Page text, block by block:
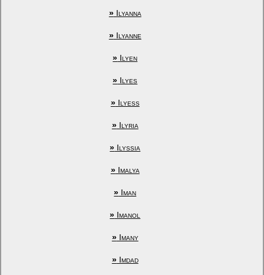
»Ilyanna
»Ilyanne
» Ilyen
» Ilyes
»Ilyess
»Ilyria
» Ilyssia
»Imalya
» Iman
» Imanol
»Imany
»Imdad